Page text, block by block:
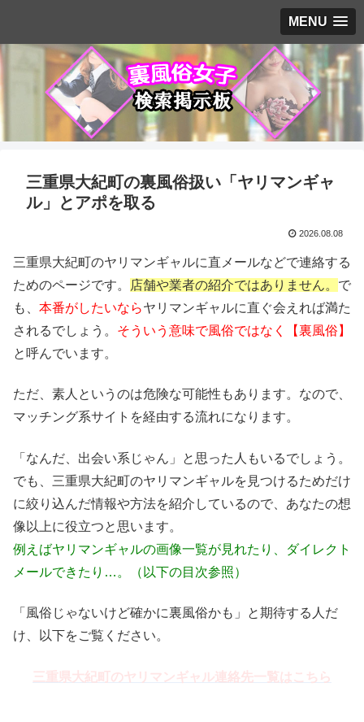
MENU
三重県大紀町の裏風俗扱い「ヤリマンギャ
ル」とアポを取る
2026.08.08
三重県大紀町のヤリマンギャルに直メールなどで連絡する
ためのページです。
店舗や業者の紹介ではありません。 で
も、 本番がしたいならヤリマンギャルに直ぐ会えれば満た
されるでしょう。 そういう意味で風俗ではなく【裏風俗】
と呼んでいます。
ただ、素人というのは危険な可能性もあります。なので、
マッチング系サイトを経由する流れになります。
「なんだ、出会い系じゃん」と思った人もいるでしょう。
でも、三重県大紀町のヤリマンギャルを見つけるためだけ
に絞り込んだ情報や方法を紹介しているので、あなたの想
像以上に役立つと思います。
例えばヤリマンギャルの画像一覧が見れたり、ダイレクト
メールできたり…。（以下の目次参照）
「風俗じゃないけど確かに裏風俗かも」と期待する人だ
け、以下をご覧ください。
三重県大紀町のヤリマンギャル連絡先一覧はこちら